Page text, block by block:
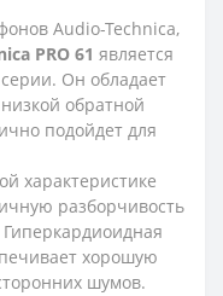
Audio-Technica,
PRO 61 является
Он обладает
обратной
подойдет для
характеристике
разборчивость
хорошую
шумов.